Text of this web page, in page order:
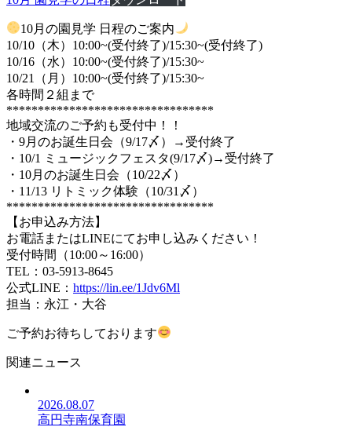
10月の園見学 日程のご案内
10/10（木）10:00~(受付終了)/15:30~(受付終了)
10/16（水）10:00~(受付終了)/15:30~
10/21（月）10:00~(受付終了)/15:30~
各時間２組まで
*********************************
地域交流のご予約も受付中！！
・9月のお誕生日会（9/17〆）→受付終了
・10/1 ミュージックフェスタ(9/17〆)→受付終了
・10月のお誕生日会（10/22〆）
・11/13 リトミック体験（10/31〆）
*********************************
【お申込み方法】
お電話またはLINEにてお申し込みください！
受付時間（10:00～16:00）
TEL：03-5913-8645
公式LINE： https://lin.ee/1Jdv6Ml
担当：永江・大谷
ご予約お待ちしております
関連ニュース
2026.08.07
高円寺南保育園